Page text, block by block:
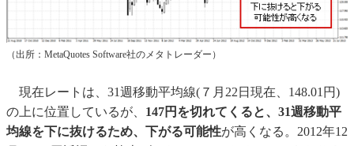
（出所：MetaQuotes Software社のメタトレーダー）
現在レートは、31週移動平均線(７月22日現在、148.01円)
の上に位置しているが、 147円を切れてくると、31週移動平
均線を下に抜けるため、下がる可能性が高くなる。2012年12